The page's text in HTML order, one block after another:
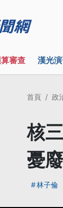
審查 漢光
首頁 政
核
憂
林子倫